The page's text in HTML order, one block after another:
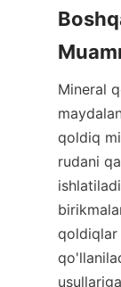
Mineral
qoldiq
rudani
qoldiqlar